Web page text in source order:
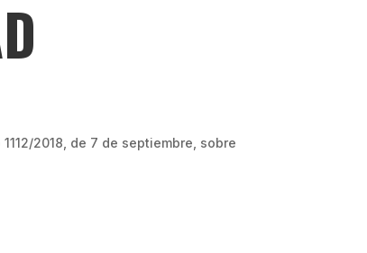
2018, de 7 de septiembre, sobre